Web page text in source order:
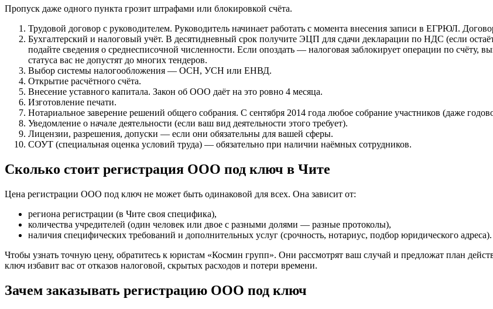
Пропуск даже одного пункта грозит штрафами или блокировкой счёта.
Трудовой договор с руководителем. Руководитель начинает работать с момента внесения записи в ЕГРЮЛ.
Бухгалтерский и налоговый учёт. В десятидневный срок получите ЭЦП для сдачи декларации по НДС (если
подайте сведения о среднесписочной численности. Если опоздать — налоговая заблокирует операции по
статуса вас не допустят до многих тендеров.
Выбор системы налогообложения — ОСН, УСН или ЕНВД.
Открытие расчётного счёта.
Внесение уставного капитала. Закон об ООО даёт на это ровно 4 месяца.
Изготовление печати.
Нотариальное заверение решений общего собрания. С сентября 2014 года любое собрание участников (даже
Уведомление о начале деятельности (если ваш вид деятельности этого требует).
Лицензии, разрешения, допуски — если они обязательны для вашей сферы.
СОУТ (специальная оценка условий труда) — обязательно при наличии наёмных сотрудников.
Сколько стоит регистрация ООО под ключ в Чите
Цена регистрации ООО под ключ не может быть одинаковой для всех. Она зависит от:
региона регистрации (в Чите своя специфика),
количества учредителей (один человек или двое с разными долями — разные протоколы),
наличия специфических требований и дополнительных услуг (срочность, нотариус, подбор юридического адреса).
Чтобы узнать точную цену, обратитесь к юристам «Космин групп». Они рассмотрят ваш случай и предложат план
ключ избавит вас от отказов налоговой, скрытых расходов и потери времени.
Зачем заказывать регистрацию ООО под ключ